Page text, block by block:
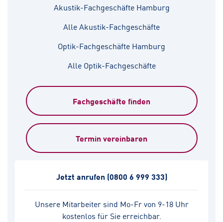
Akustik-Fachgeschäfte Hamburg
Alle Akustik-Fachgeschäfte
Optik-Fachgeschäfte Hamburg
Alle Optik-Fachgeschäfte
Fachgeschäfte finden
Termin vereinbaren
Unsere Mitarbeiter sind Mo-Fr von 9-18 Uhr
kostenlos für Sie erreichbar.
Jetzt anrufen (0800 6 999 333)